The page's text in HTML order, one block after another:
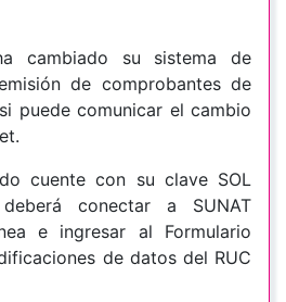
cambiado su sistema de
de comprobantes de
puede comunicar el cambio
cuente con su clave SOL
conectar a SUNAT
e ingresar al Formulario
de datos del RUC